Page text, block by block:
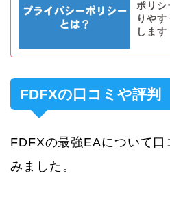
ポリシ
りや
します
FDFXの口コミや評判
FDFXの最強EAについて口
みました。